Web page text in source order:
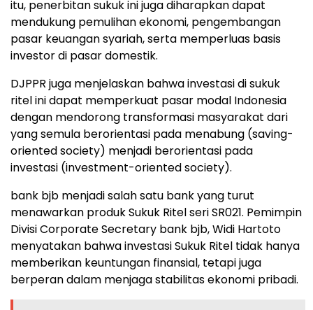
itu, penerbitan sukuk ini juga diharapkan dapat
mendukung pemulihan ekonomi, pengembangan
pasar keuangan syariah, serta memperluas basis
investor di pasar domestik.
DJPPR juga menjelaskan bahwa investasi di sukuk
ritel ini dapat memperkuat pasar modal Indonesia
dengan mendorong transformasi masyarakat dari
yang semula berorientasi pada menabung (saving-
oriented society) menjadi berorientasi pada
investasi (investment-oriented society).
bank bjb menjadi salah satu bank yang turut
menawarkan produk Sukuk Ritel seri SR021. Pemimpin
Divisi Corporate Secretary bank bjb, Widi Hartoto
menyatakan bahwa investasi Sukuk Ritel tidak hanya
memberikan keuntungan finansial, tetapi juga
berperan dalam menjaga stabilitas ekonomi pribadi.